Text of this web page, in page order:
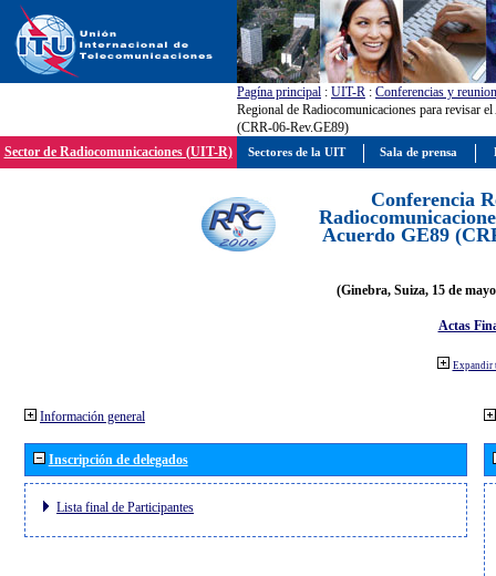
Pagína principal : UIT-R : Conferencias y
Regional de Radiocomunicaciones para revisar
(CRR-06-Rev.GE89)
Sector de Radiocomunicaciones (UIT-R)
Conferencia
Acuerdo GE89
(Ginebra, Suiza, 15 de
Actas
Expandir
Información general
Inscripción de delegados
Lista final de Participantes
Sectores de la UIT Sala de prensa